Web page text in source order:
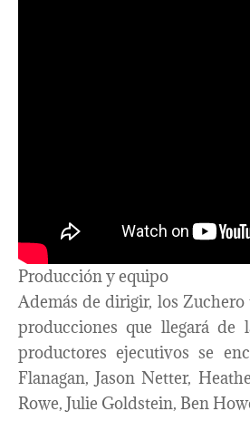
Producción y equipo
Además de dirigir, los
producciones que llegará de
productores ejecutivos se
Flanagan, Jason Netter,
Rowe, Julie Goldstein, Ben